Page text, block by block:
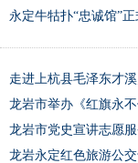
永定牛牯扑“忠诚馆”
走进上杭县毛泽东才
龙岩市举办《红旗永
龙岩市党史宣讲志愿
龙岩永定红色旅游公